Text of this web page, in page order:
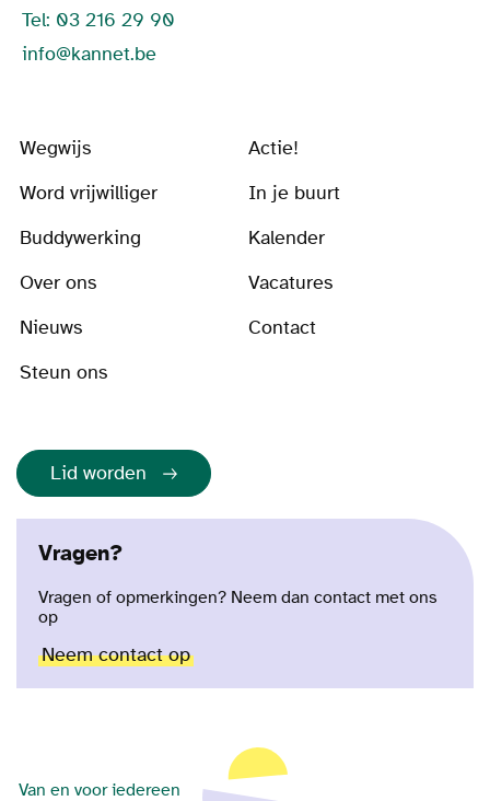
Tel: 03 216 29 90
info@kannet.be
Wegwijs
Actie!
Word vrijwilliger
In je buurt
Buddywerking
Kalender
Over ons
Vacatures
Nieuws
Contact
Steun ons
Lid worden
Vragen?
Vragen of opmerkingen? Neem dan contact met ons
op
Neem contact op
Van en voor iedereen